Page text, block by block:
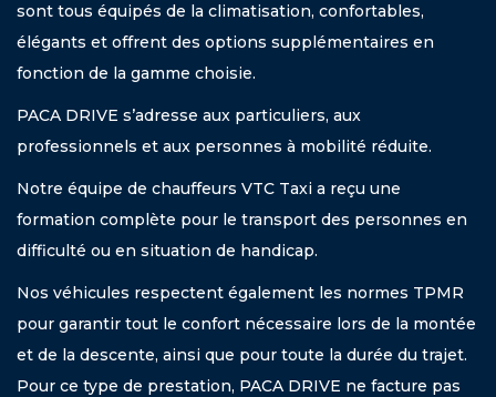
sont tous équipés de la climatisation, confortables,
élégants et offrent des options supplémentaires en
fonction de la gamme choisie.
PACA DRIVE s’adresse aux particuliers, aux
professionnels et aux personnes à mobilité réduite.
Notre équipe de chauffeurs VTC Taxi a reçu une
formation complète pour le transport des personnes en
difficulté ou en situation de handicap.
Nos véhicules respectent également les normes TPMR
pour garantir tout le confort nécessaire lors de la montée
et de la descente, ainsi que pour toute la durée du trajet.
Pour ce type de prestation, PACA DRIVE ne facture pas